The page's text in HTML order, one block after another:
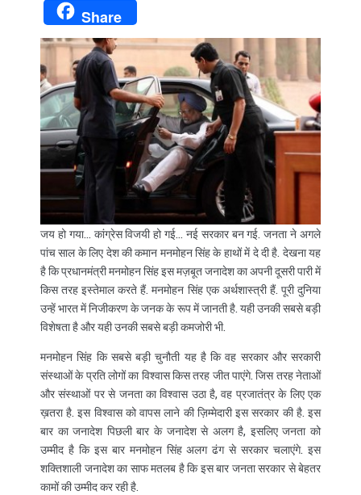
Share
जय हो गया… कांग्रेस विजयी हो गई… नई सरकार बन गई. जनता ने अगले
पांच साल के लिए देश की कमान मनमोहन सिंह के हाथों में दे दी है. देखना यह
है कि प्रधानमंत्री मनमोहन सिंह इस मज़बूत जनादेश का अपनी दूसरी पारी में
किस तरह इस्तेमाल करते हैं. मनमोहन सिंह एक अर्थशास्त्री हैं. पूरी दुनिया
उन्हें भारत में निजीकरण के जनक के रूप में जानती है. यही उनकी सबसे बड़ी
विशेषता है और यही उनकी सबसे बड़ी कमजोरी भी.
मनमोहन सिंह कि सबसे बड़ी चुनौती यह है कि वह सरकार और सरकारी
संस्थाओं के प्रति लोगों का विश्वास किस तरह जीत पाएंगे. जिस तरह नेताओं
और संस्थाओं पर से जनता का विश्वास उठा है, वह प्रजातंत्र के लिए एक
ख़तरा है. इस विश्वास को वापस लाने की ज़िम्मेदारी इस सरकार की है. इस
बार का जनादेश पिछली बार के जनादेश से अलग है, इसलिए जनता को
उम्मीद है कि इस बार मनमोहन सिंह अलग ढंग से सरकार चलाएंगे. इस
शक्तिशाली जनादेश का साफ मतलब है कि इस बार जनता सरकार से बेहतर
कामों की उम्मीद कर रही है.